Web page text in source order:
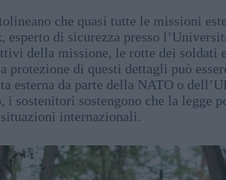
che quasi tutte le missioni
esperto di sicurezza presso
della missione, le rotte dei soldati
protezione di questi dettagli può
esterna da parte della NATO o
i sostenitori sostengono che la legge
internazionali.